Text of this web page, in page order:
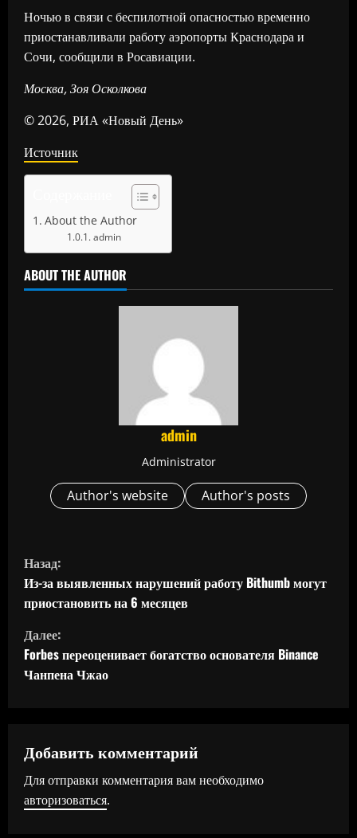
Ночью в связи с беспилотной опасностью временно
приостанавливали работу аэропорты Краснодара и
Сочи, сообщили в Росавиации.
Москва, Зоя Осколкова
© 2026, РИА «Новый День»
Источник
About the Author
admin
ABOUT THE AUTHOR
admin
Administrator
Author's website Author's posts
П
р
о
д
о
ж
и
Назад:
Из-за выявленных нарушений работу Bithumb могут
приостановить на 6 месяцев
Далее:
Forbes переоценивает богатство основателя Binance
Чанпена Чжао
Добавить комментарий
Для отправки комментария вам необходимо
авторизоваться.